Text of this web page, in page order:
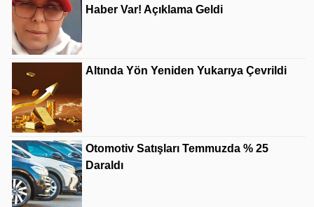
Haber Var! Açıklama Geldi
Altında Yön Yeniden Yukarıya Çevrildi
Otomotiv Satışları Temmuzda % 25
Daraldı